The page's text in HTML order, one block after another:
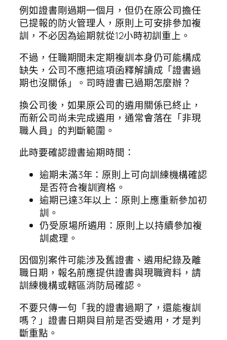
例如證書剛過期一個月，但仍在原公司擔任
已提報的防火管理人，原則上可安排參加複
訓，不必因為逾期就從12小時初訓重上。
不過，任職期間未定期複訓本身仍可能構成
缺失，公司不應把這項函釋解讀成「證書過
期也沒關係」。司時證書已過期怎麼辦？
換公司後，如果原公司的遴用關係已終止，
而新公司尚未完成遴用，通常會落在「非現
職人員」的判斷範圍。
此時要確認證書逾期時間：
逾期未滿3年：原則上可向訓練機構確認
是否符合複訓資格。
逾期已達3年以上：原則上應重新參加初
訓。
仍受原場所遴用：原則上以持續參加複
訓處理。
因個別案件可能涉及舊證書、遴用紀錄及離
職日期，報名前應提供證書與現職資料，請
訓練機構或轄區消防局確認。
不要只傳一句「我的證書過期了，還能複訓
嗎？」證書日期與目前是否受遴用，才是判
斷重點。